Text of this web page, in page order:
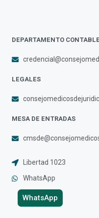
DEPARTAMENTO CONTABLE
LEGALES
MESA DE ENTRADAS
Libertad 1023
WhatsApp
WhatsApp